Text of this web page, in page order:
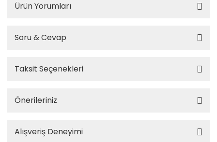
Ürün Yorumları
Soru & Cevap
Taksit Seçenekleri
Önerileriniz
Alışveriş Deneyimi